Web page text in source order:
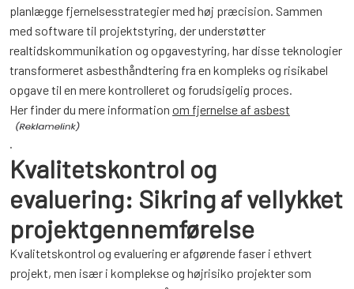
planlægge fjernelsesstrategier med høj præcision. Sammen
med software til projektstyring, der understøtter
realtidskommunikation og opgavestyring, har disse teknologier
transformeret asbesthåndtering fra en kompleks og risikabel
opgave til en mere kontrolleret og forudsigelig proces.
Her finder du mere information om fjernelse af asbest
Kvalitetskontrol og
evaluering: Sikring af vellykket
projektgennemførelse
Kvalitetskontrol og evaluering er afgørende faser i ethvert
projekt, men især i komplekse og højrisiko projekter som